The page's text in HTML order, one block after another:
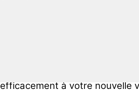
efficacement à votre nouvelle